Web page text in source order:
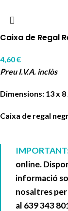
Caixa de Regal
4,60€
Preu I.V.A. inclòs
Dimensions: 13 x 8
Caixa de regal
online.
informació
nosaltres per
al 639 343